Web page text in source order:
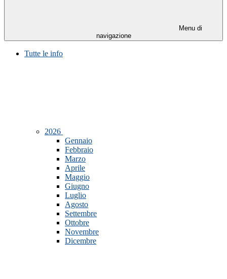
Menu di
navigazione
Tutte le info
2026
Gennaio
Febbraio
Marzo
Aprile
Maggio
Giugno
Luglio
Agosto
Settembre
Ottobre
Novembre
Dicembre